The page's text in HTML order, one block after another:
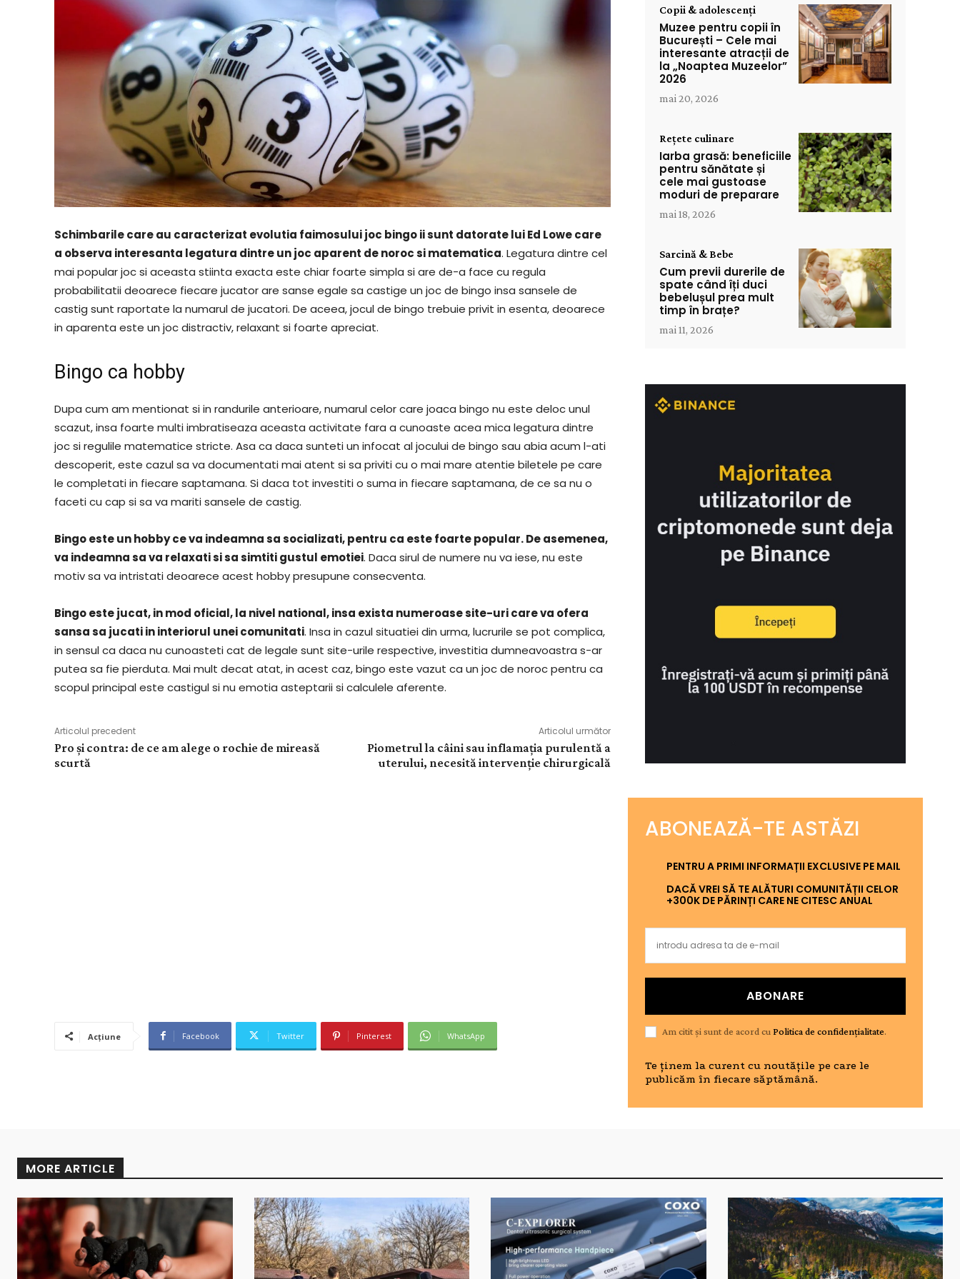
Schimbarile care au caracterizat evolutia faimosului joc bingo ii sunt datorate lui Ed Lowe care
a observa interesanta legatura dintre un joc aparent de noroc si matematica. Legatura dintre cel
mai popular joc si aceasta stiinta exacta este chiar foarte simpla si are de-a face cu regula
probabilitatii deoarece fiecare jucator are sanse egale sa castige un joc de bingo insa sansele de
castig sunt raportate la numarul de jucatori. De aceea, jocul de bingo trebuie privit in esenta, deoarece
in aparenta este un joc distractiv, relaxant si foarte apreciat.
Bingo ca hobby
Dupa cum am mentionat si in randurile anterioare, numarul celor care joaca bingo nu este deloc unul
scazut, insa foarte multi imbratiseaza aceasta activitate fara a cunoaste acea mica legatura dintre
joc si regulile matematice stricte. Asa ca daca sunteti un infocat al jocului de bingo sau abia acum l-ati
descoperit, este cazul sa va documentati mai atent si sa priviti cu o mai mare atentie biletele pe care
le completati in fiecare saptamana. Si daca tot investiti o suma in fiecare saptamana, de ce sa nu o
faceti cu cap si sa va mariti sansele de castig.
Bingo este un hobby ce va indeamna sa socializati, pentru ca este foarte popular. De asemenea,
va indeamna sa va relaxati si sa simtiti gustul emotiei. Daca sirul de numere nu va iese, nu este
motiv sa va intristati deoarece acest hobby presupune consecventa.
Bingo este jucat, in mod oficial, la nivel national, insa exista numeroase site-uri care va ofera
sansa sa jucati in interiorul unei comunitati. Insa in cazul situatiei din urma, lucrurile se pot complica,
in sensul ca daca nu cunoasteti cat de legale sunt site-urile respective, investitia dumneavoastra s-ar
putea sa fie pierduta. Mai mult decat atat, in acest caz, bingo este vazut ca un joc de noroc pentru ca
scopul principal este castigul si nu emotia asteptarii si calculele aferente.
Articolul precedent
Pro și contra: de ce am alege o rochie de mireasă
scurtă
Articolul următor
Piometrul la câini sau inflamația purulentă a
uterului, necesită intervenție chirurgicală
Acțiune Facebook Twitter Pinterest WhatsApp
Copii & adolescenți
Muzee pentru copii în
București – Cele mai
interesante atracții de
la „Noaptea Muzeelor”
2026
mai 20, 2026
Rețete culinare
Iarba grasă: beneficiile
pentru sănătate și
cele mai gustoase
moduri de preparare
mai 18, 2026
Sarcină & Bebe
Cum previi durerile de
spate când îți duci
bebelușul prea mult
timp în brațe?
mai 11, 2026
ABONEAZĂ-TE ASTĂZI
PENTRU A PRIMI INFORMAȚII EXCLUSIVE PE MAIL
DACĂ VREI SĂ TE ALĂTURI COMUNITĂȚII CELOR
+300K DE PĂRINȚI CARE NE CITESC ANUAL
ABONARE
Am citit și sunt de acord cuPolitica de confidențialitate.
Te ținem la curent cu noutățile pe care le
publicăm în fiecare săptămână.
MORE ARTICLE